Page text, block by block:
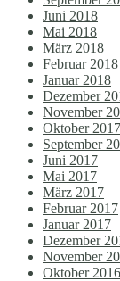
Juni 2018
Mai 2018
März 2018
Februar 2018
Januar 2018
Dezember
November
Oktober 2017
September
Juni 2017
Mai 2017
März 2017
Februar 2017
Januar 2017
Dezember
November
Oktober 2016